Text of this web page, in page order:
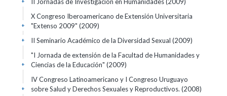
X Congreso Iberoamericano de Extensión Universitaria
"Extenso 2009" (2009)
+
II Seminario Académico de la Diversidad Sexual (2009)
+
"I Jornada de extensión de la Facultad de Humanidades y
Ciencias de la Educación" (2009)
+
IV Congreso Latinoamericano y I Congreso Uruguayo
sobre Salud y Derechos Sexuales y Reproductivos. (2008)
+